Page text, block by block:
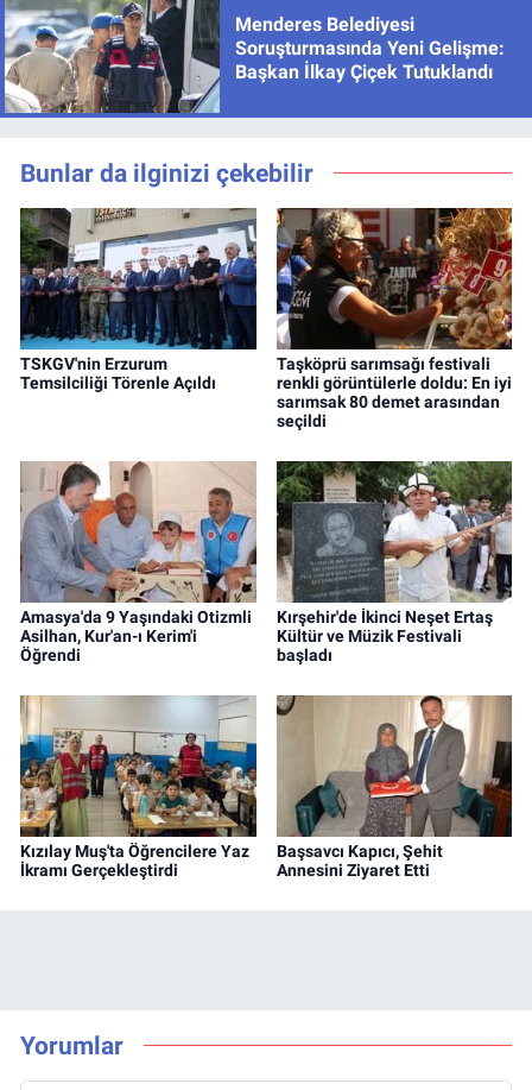
Menderes Belediyesi
Soruşturmasında Yeni Gelişme:
Başkan İlkay Çiçek Tutuklandı
Bunlar da ilginizi çekebilir
TSKGV'nin Erzurum
Temsilciliği Törenle Açıldı
Taşköprü sarımsağı festivali
renkli görüntülerle doldu: En iyi
sarımsak 80 demet arasından
seçildi
Amasya'da 9 Yaşındaki Otizmli
Asilhan, Kur'an-ı Kerim'i
Öğrendi
Kırşehir'de İkinci Neşet Ertaş
Kültür ve Müzik Festivali
başladı
Kızılay Muş'ta Öğrencilere Yaz
İkramı Gerçekleştirdi
Başsavcı Kapıcı, Şehit
Annesini Ziyaret Etti
Yorumlar